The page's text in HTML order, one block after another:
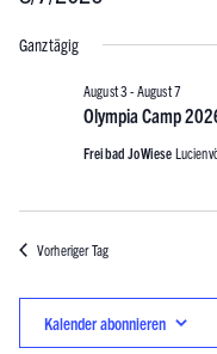
für
August
7,
2026
wählen.
Ganztägig
Olympia Camp
August 3 - August 7
Freibad JoWiese
Vorheriger Tag
Kalender abonnieren